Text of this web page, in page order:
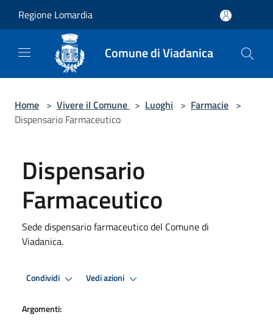
Regione Lomardia
Comune di Viadanica
Home > Vivere il Comune > Luoghi > Farmacie >
Dispensario Farmaceutico
Dispensario
Farmaceutico
Sede dispensario farmaceutico del Comune di
Viadanica.
Condividi Vedi azioni
Argomenti: